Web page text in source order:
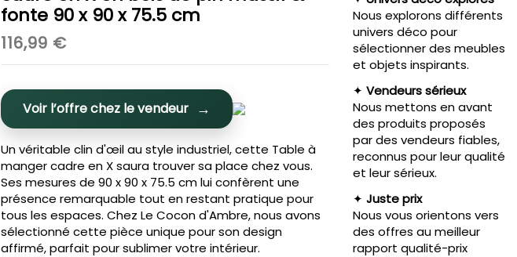
fonte 90 x 90 x 75.5 cm
116,99 €
Voir l’offre chez le vendeur
Un véritable clin d'œil au style industriel, cette Table à
manger cadre en X saura trouver sa place chez vous.
Ses mesures de 90 x 90 x 75.5 cm lui confèrent une
présence remarquable tout en restant pratique pour
tous les espaces. Chez Le Cocon d'Ambre, nous avons
sélectionné cette pièce unique pour son design
affirmé, parfait pour sublimer votre intérieur.
Nous explorons différents
univers déco pour
sélectionner des meubles
et objets inspirants.
✦ Vendeurs sérieux
Nous mettons en avant
des produits proposés
par des vendeurs fiables,
reconnus pour leur qualité
et leur sérieux.
✦ Juste prix
Nous vous orientons vers
des offres au meilleur
rapport qualité-prix